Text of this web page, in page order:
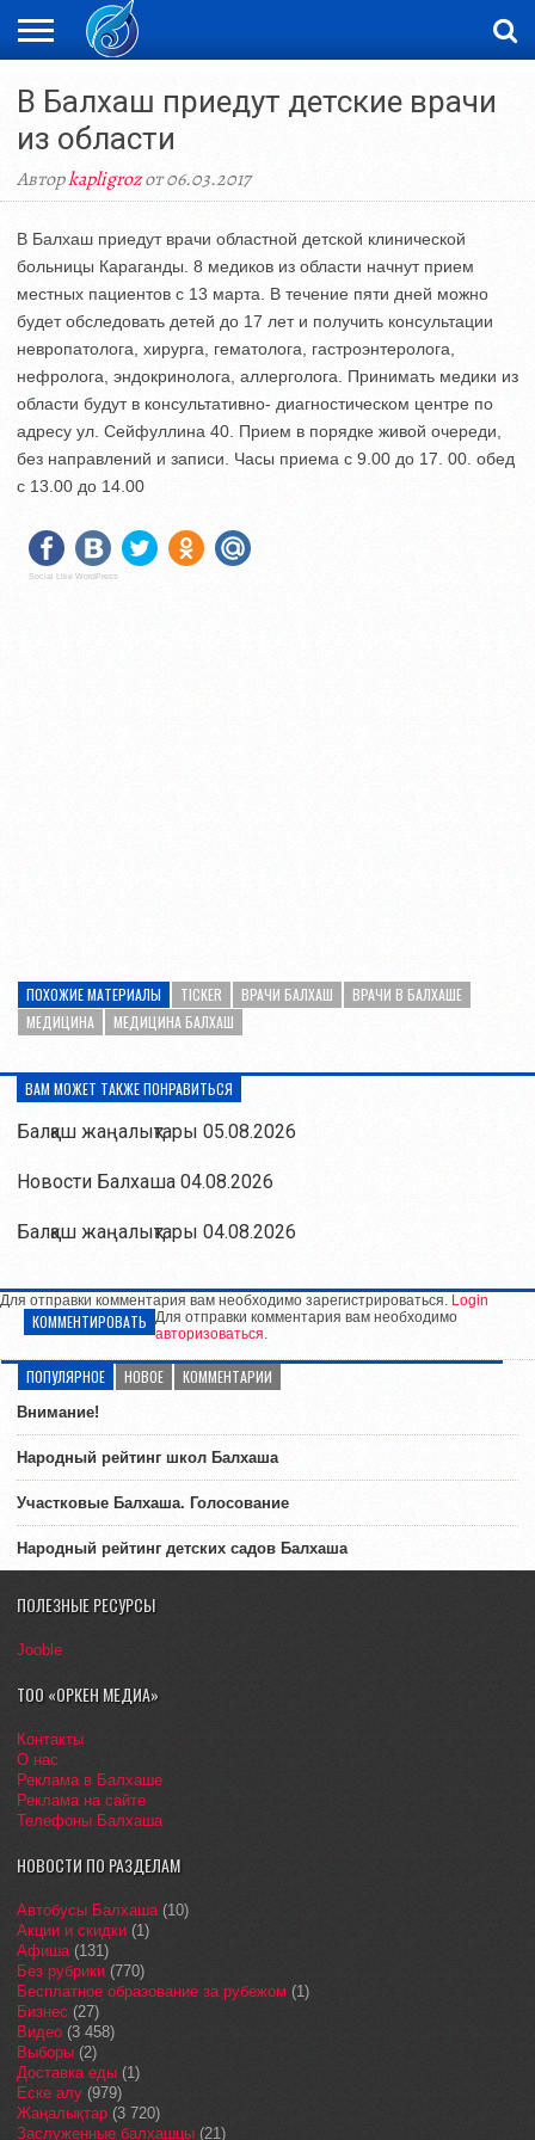
ЖАҢАЛЫҚТАР
НОВОСТИ
ВИДЕО
ФОТОРЕПОРТАЖИ
ОРКЕН
В Балхаш приедут детские врачи
из области
Авторkapligrozот 06.03.2017
В Балхаш приедут врачи областной детской клинической
больницы Караганды. 8 медиков из области начнут прием
местных пациентов с 13 марта. В течение пяти дней можно
будет обследовать детей до 17 лет и получить консультации
невропатолога, хирурга, гематолога, гастроэнтеролога,
нефролога, эндокринолога, аллерголога. Принимать медики из
области будут в консультативно- диагностическом центре по
адресу ул. Сейфуллина 40. Прием в порядке живой очереди,
без направлений и записи. Часы приема с 9.00 до 17. 00. обед
с 13.00 до 14.00
Social Like WordPress
ПОХОЖИЕ МАТЕРИАЛЫ TICKER ВРАЧИ БАЛХАШ
ВРАЧИ В БАЛХАШЕ
МЕДИЦИНА
МЕДИЦИНА БАЛХАШ
ВАМ МОЖЕТ ТАКЖЕ ПОНРАВИТЬСЯ
Балқаш жаңалықтары 05.08.2026
Новости Балхаша 04.08.2026
Балқаш жаңалықтары 04.08.2026
Для отправки комментария вам необходимо зарегистрироваться. Login
КОММЕНТИРОВАТЬ Для отправки комментария вам необходимо
авторизоваться.
ПОПУЛЯРНОЕ НОВОЕ КОММЕНТАРИИ
Внимание!
Народный рейтинг школ Балхаша
Участковые Балхаша. Голосование
Народный рейтинг детских садов Балхаша
ПОЛЕЗНЫЕ РЕСУРСЫ
Jooble
ТОО «ОРКЕН МЕДИА»
Контакты
О нас
Реклама в Балхаше
Реклама на сайте
Телефоны Балхаша
НОВОСТИ ПО РАЗДЕЛАМ
Автобусы Балхаша(10)
Акции и скидки (1)
Афиша(131)
Без рубрики (770)
Бесплатное образование за рубежом (1)
Бизнес (27)
Видео (3 458)
Выборы (2)
Доставка еды (1)
Еске алу (979)
Жаңалықтар (3 720)
Заслуженные балхашцы (21)